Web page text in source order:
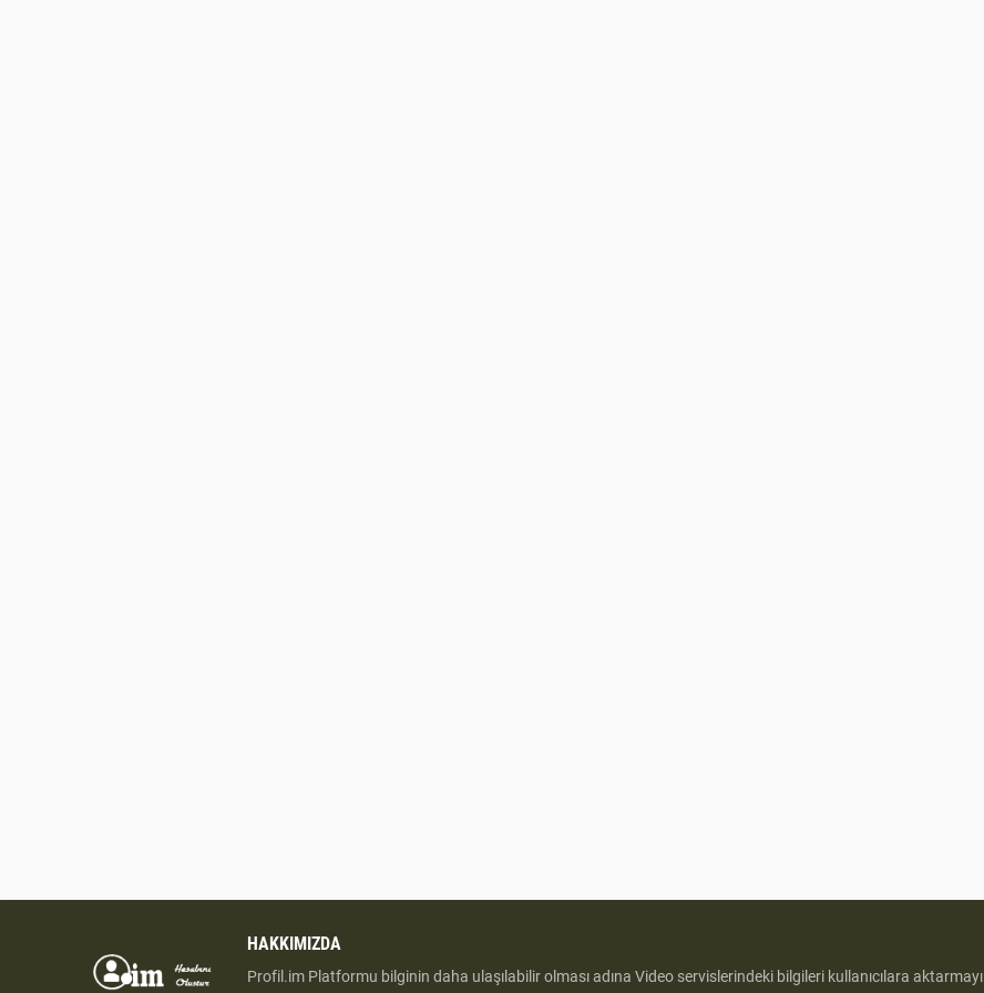
HAKKIMIZDA
Profil.im Platformu bilginin daha ulaşılabilir olması adına Video servislerindeki bilgileri kullanıcılara aktarmayı